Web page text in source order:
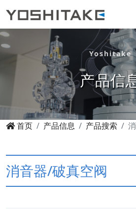
Yoshitake
产品信
首页 产品信息 产品搜索
消音器/破真空阀